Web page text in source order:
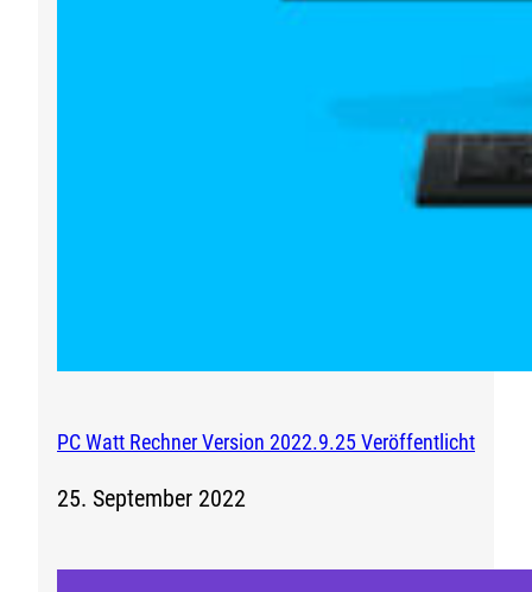
PC Watt Rechner Version 2022.9.25 Veröffentlicht
25. September 2022